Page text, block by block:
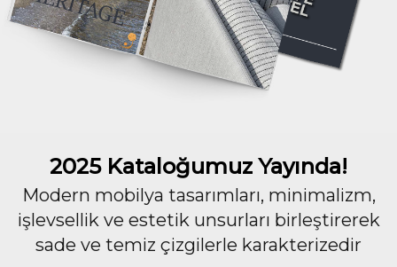
2025 Kataloğumuz Yayında!
Modern mobilya tasarımları, minimalizm,
işlevsellik ve estetik unsurları birleştirerek
sade ve temiz çizgilerle karakterizedir